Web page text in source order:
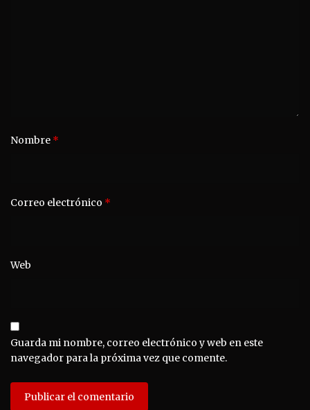
Nombre *
Correo electrónico *
Web
Guarda mi nombre, correo electrónico y web en este
navegador para la próxima vez que comente.